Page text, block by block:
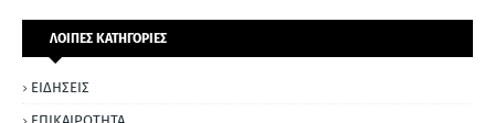
ΛΟΙΠΕΣ ΚΑΤΗΓΟΡΙΕΣ
ΕΙΔΗΣΕΙΣ
ΕΠΙΚΑΙΡΟΤΗΤΑ